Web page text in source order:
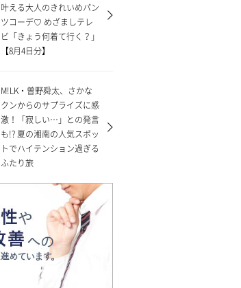
叶える大人のきれいめパン
ツコーデ♡ めざましテレ
ビ「きょう何着て行く？」
【8月4日分】
M!LK・曽野舜太、さかな
クンからのサプライズに感
激！「寂しい…」との発言
も!? 夏の湘南の人気スポッ
トでハイテンション過ぎる
ふたり旅